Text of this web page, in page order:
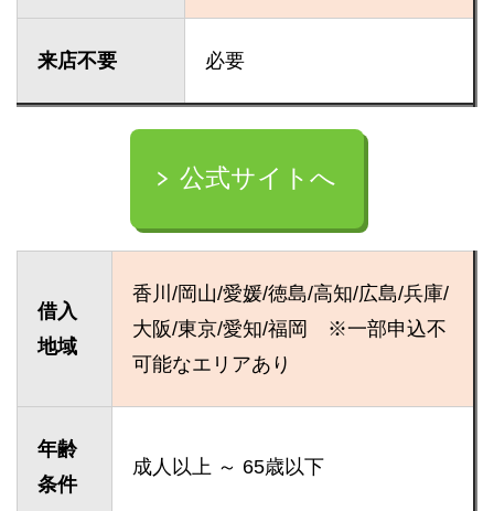
来店不要 必要
公式サイトへ
借入
地域
香川/岡山/愛媛/徳島/高知/広島/兵庫/
大阪/東京/愛知/福岡 ※一部申込不
可能なエリアあり
年齢
条件
成人以上 ～ 65歳以下